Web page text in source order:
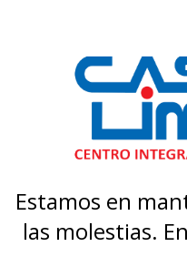
Estamos en
las molestias.